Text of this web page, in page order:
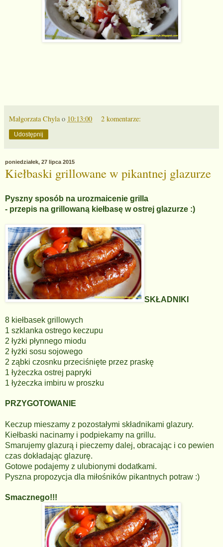
Małgorzata Chyla o 10:13:00 2 komentarze:
Udostępnij
poniedziałek, 27 lipca 2015
Kiełbaski grillowane w pikantnej glazurze
Pyszny sposób na urozmaicenie grilla
- przepis na grillowaną kiełbasę w ostrej glazurze :)
SKŁADNIKI
8 kiełbasek grillowych
1 szklanka ostrego keczupu
2 łyżki płynnego miodu
2 łyżki sosu sojowego
2 ząbki czosnku przeciśnięte przez praskę
1 łyżeczka ostrej papryki
1 łyżeczka imbiru w proszku
PRZYGOTOWANIE
Keczup mieszamy z pozostałymi składnikami glazury.
Kiełbaski nacinamy i podpiekamy na grillu.
Smarujemy glazurą i pieczemy dalej, obracając i co pewien
czas dokładając glazurę.
Gotowe podajemy z ulubionymi dodatkami.
Pyszna propozycja dla miłośników pikantnych potraw :)
Smacznego!!!